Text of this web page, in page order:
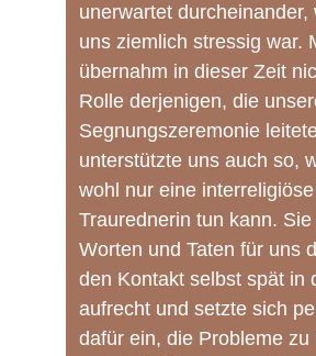
unerwartet durcheinander,
uns ziemlich stressig war.
übernahm in dieser Zeit
Rolle derjenigen, die
Segnungszeremonie
unterstützte uns auch so,
wohl nur eine interreligiöse
Traurednerin tun kann.
Worten und Taten für uns
den Kontakt selbst spät in
aufrecht und setzte sich
dafür ein, die Probleme zu